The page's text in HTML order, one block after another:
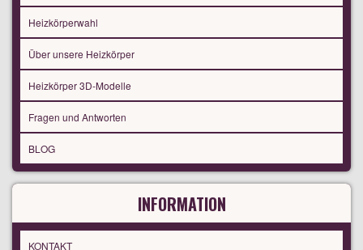
Heizkörperwahl
Über unsere Heizkörper
Heizkörper 3D-Modelle
Fragen und Antworten
BLOG
INFORMATION
KONTAKT